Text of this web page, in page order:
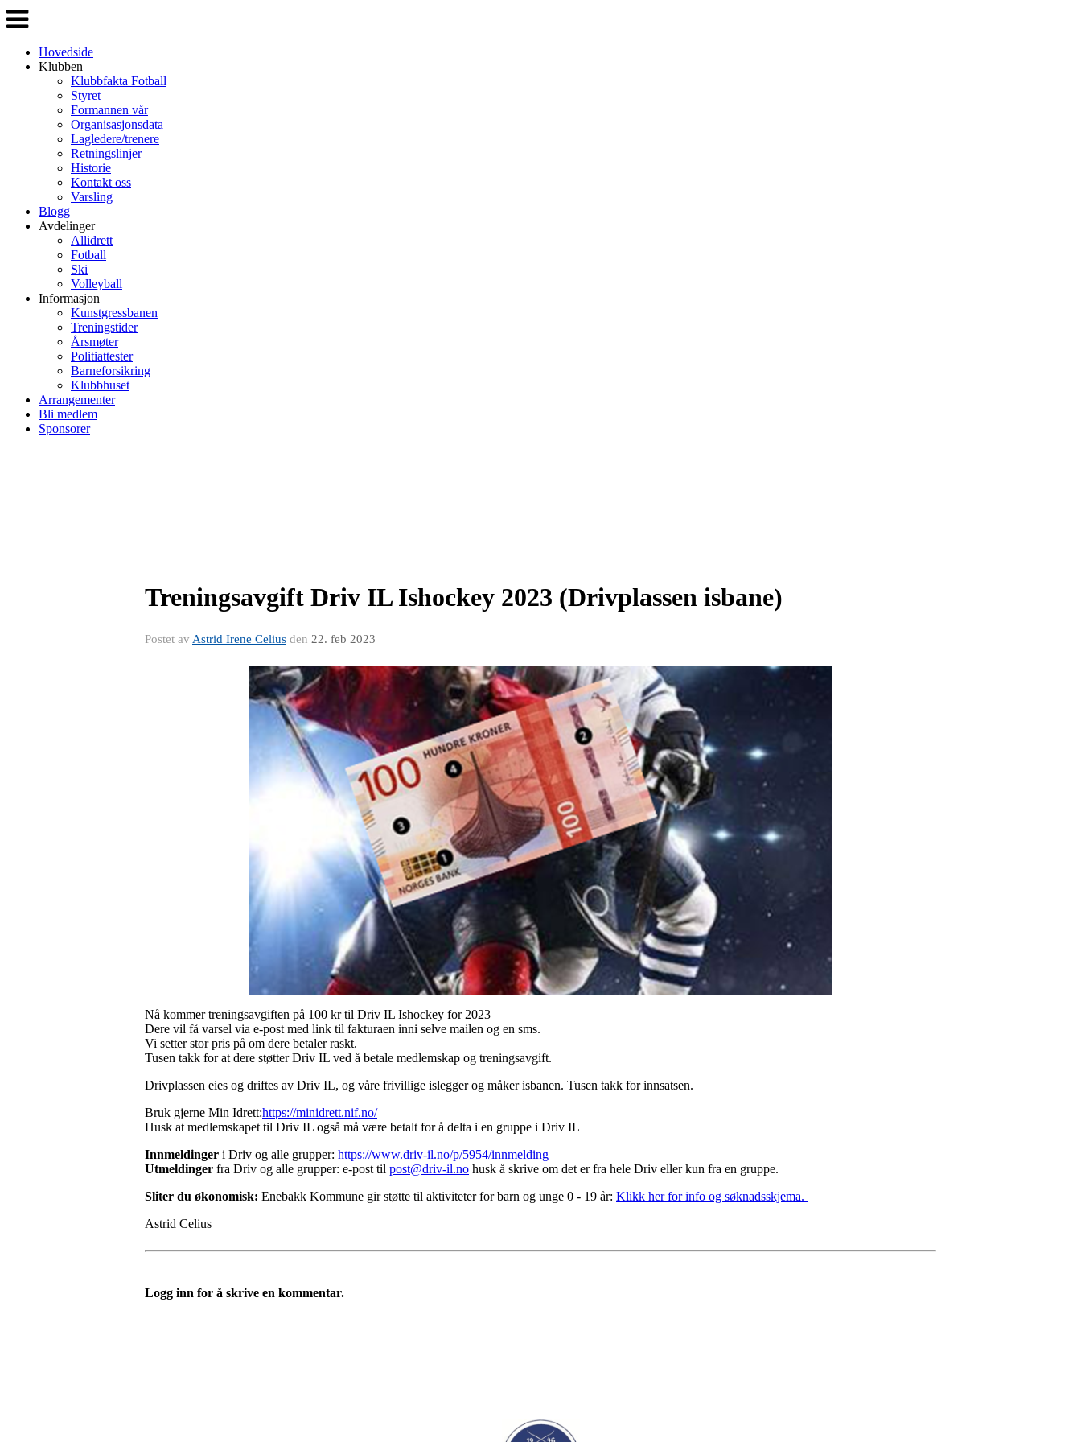
Veksle
navigasjon
Hovedside
Klubben
Klubbfakta Fotball
Styret
Formannen vår
Organisasjonsdata
Lagledere/trenere
Retningslinjer
Historie
Kontakt oss
Varsling
Blogg
Avdelinger
Allidrett
Fotball
Ski
Volleyball
Informasjon
Kunstgressbanen
Treningstider
Årsmøter
Politiattester
Barneforsikring
Klubbhuset
Arrangementer
Bli medlem
Sponsorer
Treningsavgift Driv IL Ishockey 2023 (Drivplassen isbane)
Postet av Astrid Irene Celius den 22. feb 2023
Nå kommer treningsavgiften på 100 kr til Driv IL Ishockey for 2023
Dere vil få varsel via e-post med link til fakturaen inni selve mailen og en sms.
Vi setter stor pris på om dere betaler raskt.
Tusen takk for at dere støtter Driv IL ved å betale medlemskap og treningsavgift.
Drivplassen eies og driftes av Driv IL, og våre frivillige islegger og måker isbanen. Tusen takk for innsatsen.
Bruk gjerne Min Idrett:https://minidrett.nif.no/
Husk at medlemskapet til Driv IL også må være betalt for å delta i en gruppe i Driv IL
Innmeldinger i Driv og alle grupper: https://www.driv-il.no/p/5954/innmelding
Utmeldinger fra Driv og alle grupper: e-post til post@driv-il.no husk å skrive om det er fra hele Driv eller kun fra en gruppe.
Sliter du økonomisk: Enebakk Kommune gir støtte til aktiviteter for barn og unge 0 - 19 år: Klikk her for info og søknadsskjema.
Astrid Celius
Logg inn for å skrive en kommentar.